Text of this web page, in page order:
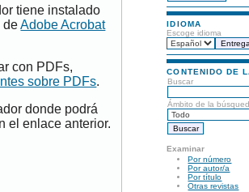
IDIOMA
Escoge idioma
CONTENIDO DE
Buscar
Ámbito de la
Examinar
Por número
Por autor/a
Por título
Otras revistas
tiene instalado
deAdobe Acrobat
con PDFs,
sobre PDFs.
donde podrá
el enlace anterior.